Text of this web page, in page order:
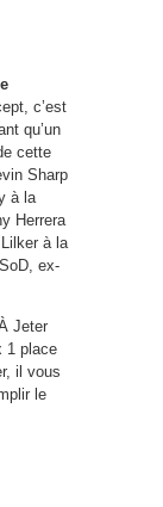
c’est
qu’un
cette
Sharp
à la
Herrera
à la
ex-
Jeter
1 place
il vous
le